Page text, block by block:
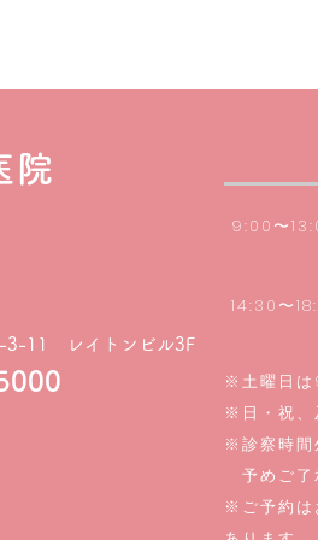
院
3-11 レイトンビル3F
9:00〜
14:30〜
※土曜日は
※日・祝、
※診察時間
予めご了
※ご予約は